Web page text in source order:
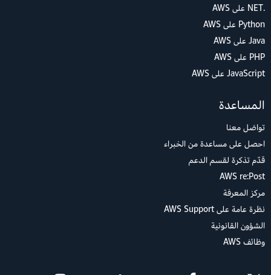
.NET على AWS
Python على AWS
Java على AWS
PHP على AWS
JavaScript على AWS
المساعدة
تواصَل معنا
احصل على مساعدة من الخبراء
قدّم تذكرة لقسم الدعم
AWS re:Post
مركز المعرفة
نظرة عامة على AWS Support
الشؤون القانونية
وظائف AWS